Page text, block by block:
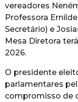
vereadores
Professora
Secretário) e
Mesa Diretora
2026.
O presidente
parlamentares
compromisso de